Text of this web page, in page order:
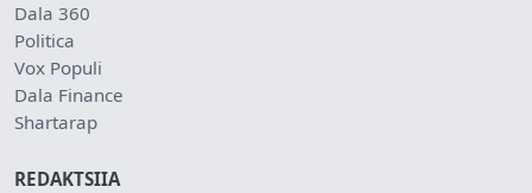
Dala 360
Politica
Vox Populi
Dala Finance
Shartarap
REDAKTSIIA